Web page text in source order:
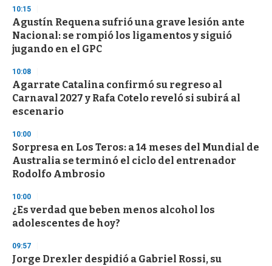
10:15
Agustín Requena sufrió una grave lesión ante
Nacional: se rompió los ligamentos y siguió
jugando en el GPC
10:08
Agarrate Catalina confirmó su regreso al
Carnaval 2027 y Rafa Cotelo reveló si subirá al
escenario
10:00
Sorpresa en Los Teros: a 14 meses del Mundial de
Australia se terminó el ciclo del entrenador
Rodolfo Ambrosio
10:00
¿Es verdad que beben menos alcohol los
adolescentes de hoy?
09:57
Jorge Drexler despidió a Gabriel Rossi, su